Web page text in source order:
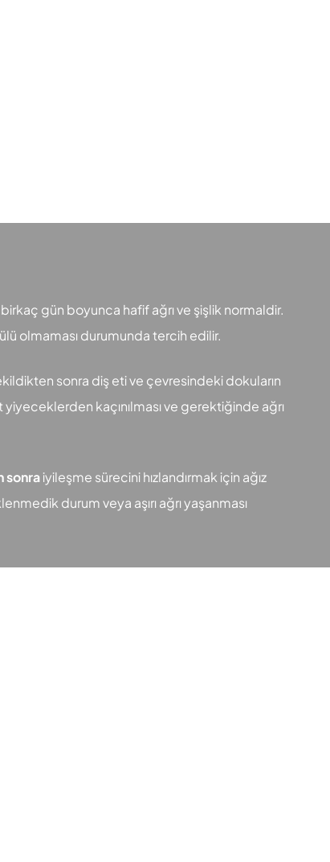
gün boyunca hafif ağrı ve şişlik normaldir.
olmaması durumunda tercih edilir.
sonra diş eti ve çevresindeki dokuların
kaçınılması ve gerektiğinde ağrı
sonraiyileşme sürecini hızlandırmak için ağız
durum veya aşırı ağrı yaşanması